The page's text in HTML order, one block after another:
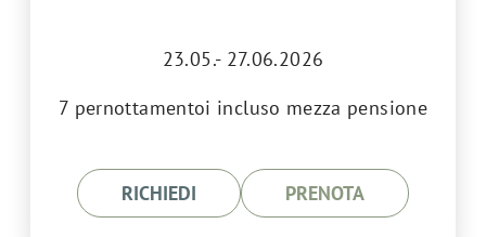
23.05.- 27.06.2026
7 pernottamentoi incluso mezza pensione
RICHIEDI PRENOTA